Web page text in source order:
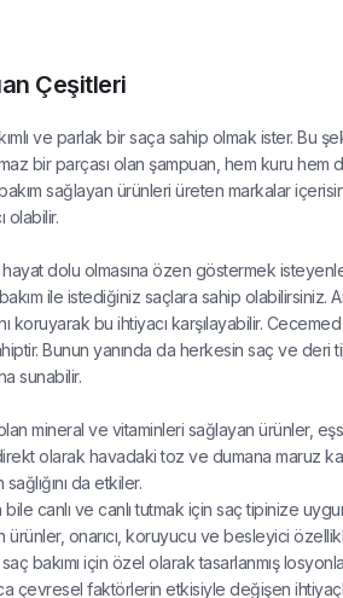
Çeşitleri
ve parlak bir saça sahip olmak ister.
bir parçası olan şampuan, hem kuru
sağlayan ürünleri üreten markalar
olabilir.
hayat dolu olmasına özen göstermek
ile istediğiniz saçlara sahip olabilirsiniz.
koruyarak bu ihtiyacı karşılayabilir.
Bunun yanında da herkesin saç ve deri
sunabilir.
mineral ve vitaminleri sağlayan ürünler,
olarak havadaki toz ve dumana maruz
sağlığını da etkiler.
bile canlı ve canlı tutmak için saç tipinize
onarıcı, koruyucu ve besleyici
saç bakımı için özel olarak tasarlanmış
çevresel faktörlerin etkisiyle değişen